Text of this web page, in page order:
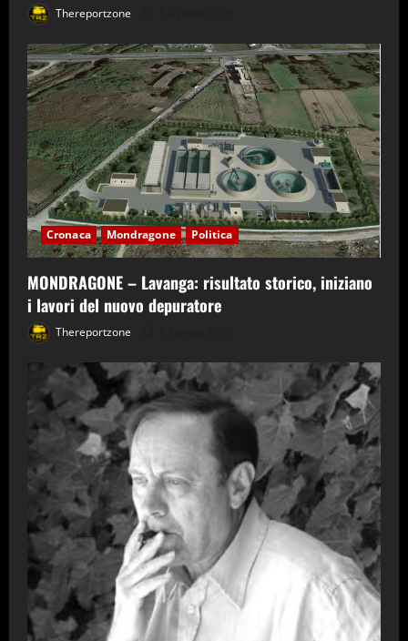
Thereportzone
Cronaca Mondragone Politica
MONDRAGONE – Lavanga: risultato storico, iniziano
i lavori del nuovo depuratore
Thereportzone